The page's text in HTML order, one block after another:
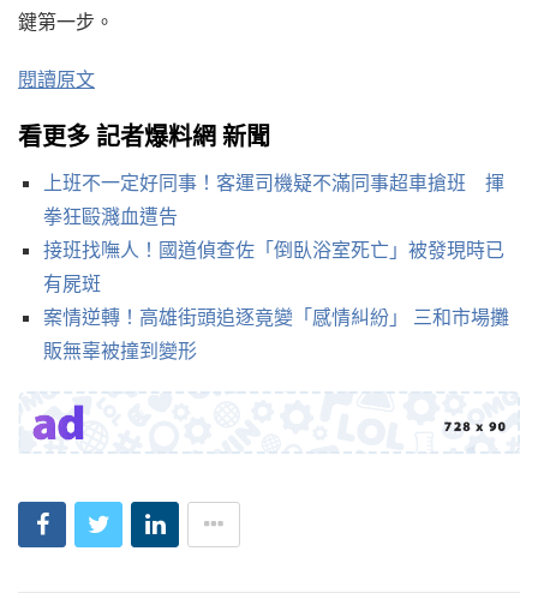
鍵第一步。
閱讀原文
看更多 記者爆料網 新聞
上班不一定好同事！客運司機疑不滿同事超車搶班 揮
拳狂毆濺血遭告
接班找嘸人！國道偵查佐「倒臥浴室死亡」被發現時已
有屍斑
案情逆轉！高雄街頭追逐竟變「感情糾紛」 三和市場攤
販無辜被撞到變形